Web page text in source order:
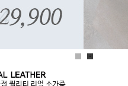
2